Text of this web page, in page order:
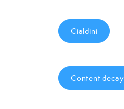
Cialdini
Content decay